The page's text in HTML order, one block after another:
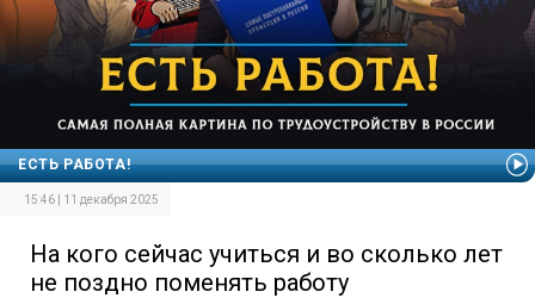
ЕСТЬ РАБОТА!
15:46 | 11 декабря 2025
На кого сейчас учиться и во сколько лет
не поздно поменять работу